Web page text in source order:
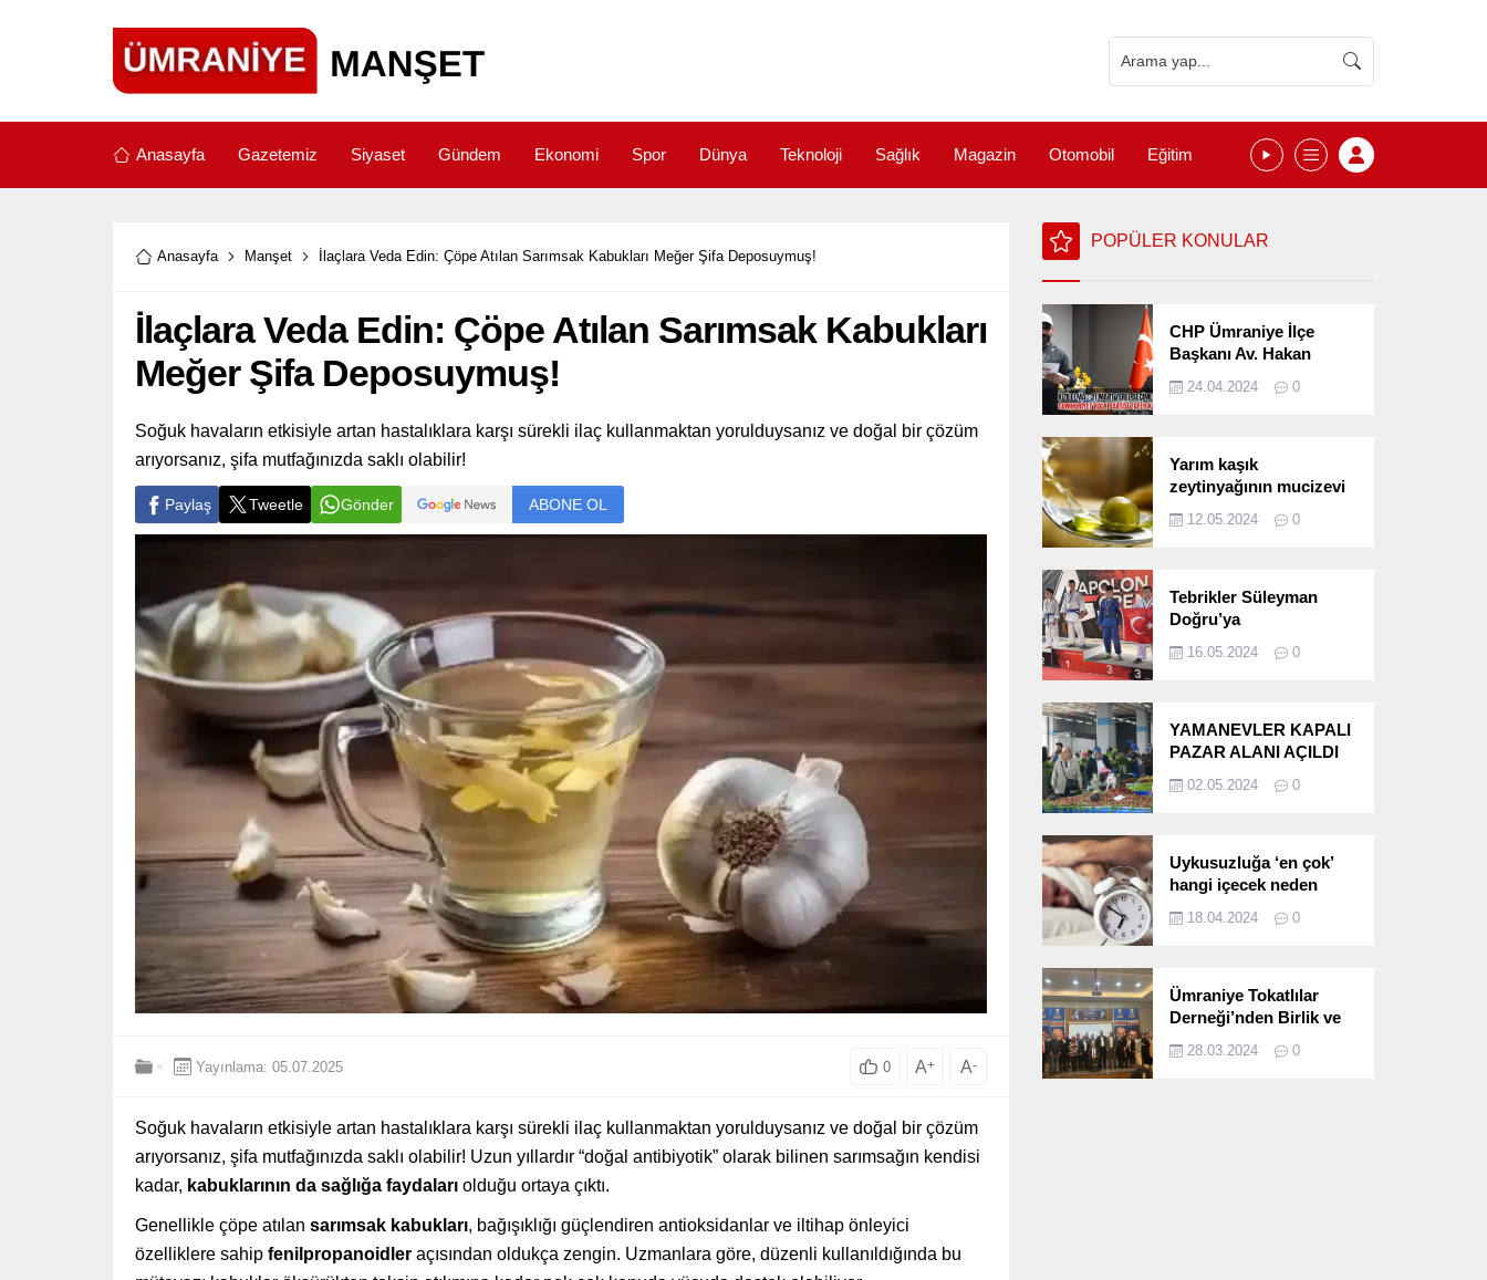
Anasayfa Gazetemiz Siyaset Gündem Ekonomi Spor Dünya Teknoloji Sağlık Magazin Otomobil Eğitim
Anasayfa Manşet İlaçlara Veda Edin: Çöpe Atılan Sarımsak Kabukları Meğer Şifa Deposuymuş!
İlaçlara Veda Edin: Çöpe Atılan Sarımsak Kabukları
Meğer Şifa Deposuymuş!
Soğuk havaların etkisiyle artan hastalıklara karşı sürekli ilaç kullanmaktan yorulduysanız ve doğal bir çözüm
arıyorsanız, şifa mutfağınızda saklı olabilir!
Paylaş Tweetle Gönder ABONE OL
Yayınlama: 05.07.2025 0 A+ A-
Soğuk havaların etkisiyle artan hastalıklara karşı sürekli ilaç kullanmaktan yorulduysanız ve doğal bir çözüm
arıyorsanız, şifa mutfağınızda saklı olabilir! Uzun yıllardır “doğal antibiyotik” olarak bilinen sarımsağın kendisi
kadar, kabuklarının da sağlığa faydaları olduğu ortaya çıktı.
Genellikle çöpe atılan sarımsak kabukları, bağışıklığı güçlendiren antioksidanlar ve iltihap önleyici
özelliklere sahip fenilpropanoidler açısından oldukça zengin. Uzmanlara göre, düzenli kullanıldığında bu
POPÜLER KONULAR
CHP Ümraniye İlçe
Başkanı Av. Hakan
Seçimlerini
24.04.2024 0
Yarım kaşık
zeytinyağının mucizevi
12.05.2024 0
Tebrikler Süleyman
Doğru’ya
16.05.2024 0
YAMANEVLER KAPALI
PAZAR ALANI AÇILDI
02.05.2024 0
Uykusuzluğa ‘en çok’
hangi içecek neden
18.04.2024 0
Ümraniye Tokatlılar
Derneği’nden Birlik ve
Programı
28.03.2024 0